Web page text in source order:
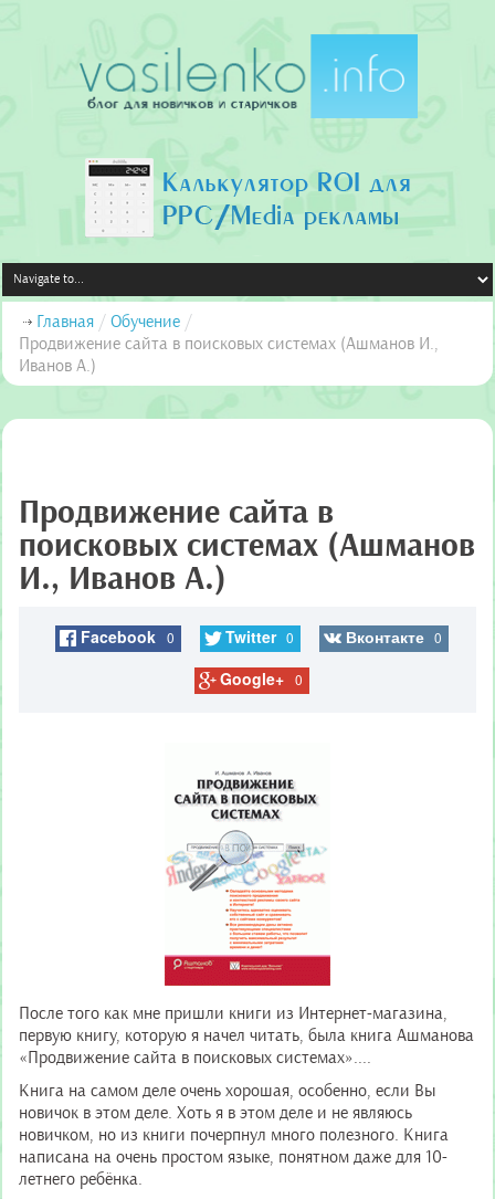
Главная / Обучение /
Продвижение сайта в поисковых системах (Ашманов И.,
Иванов А.)
Продвижение сайта в
поисковых системах (Ашманов
И., Иванов А.)
Facebook 0 Twitter 0 Вконтакте 0
Google+ 0
После того как мне пришли книги из Интернет-магазина,
первую книгу, которую я начел читать, была книга Ашманова
«Продвижение сайта в поисковых системах»....
Книга на самом деле очень хорошая, особенно, если Вы
новичок в этом деле. Хоть я в этом деле и не являюсь
новичком, но из книги почерпнул много полезного. Книга
написана на очень простом языке, понятном даже для 10-
летнего ребёнка.